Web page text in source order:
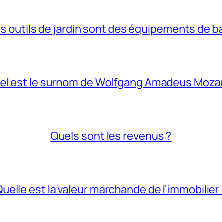
outils de jardin sont des équipements de
est le surnom de Wolfgang Amadeus
Quels sont les revenus ?
est la valeur marchande de l’immobilier